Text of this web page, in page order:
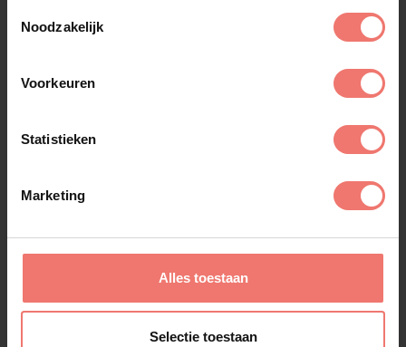
Noodzakelijk
Voorkeuren
Statistieken
Marketing
Alles toestaan
Selectie toestaan
Lees meer